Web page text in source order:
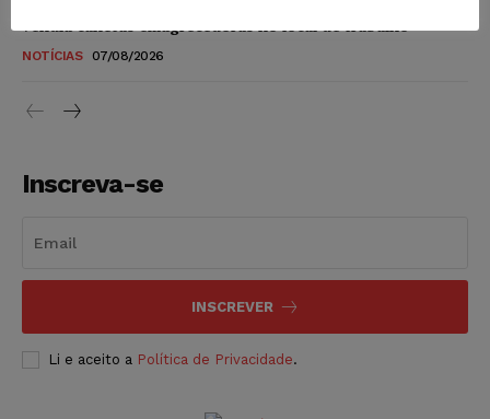
vendia canetas emagrecedoras no local de trabalho
NOTÍCIAS 07/08/2026
Inscreva-se
INSCREVER
Li e aceito a Política de Privacidade.